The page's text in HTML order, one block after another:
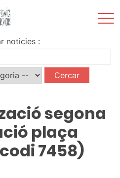
noticies :
segona
plaça
7458)